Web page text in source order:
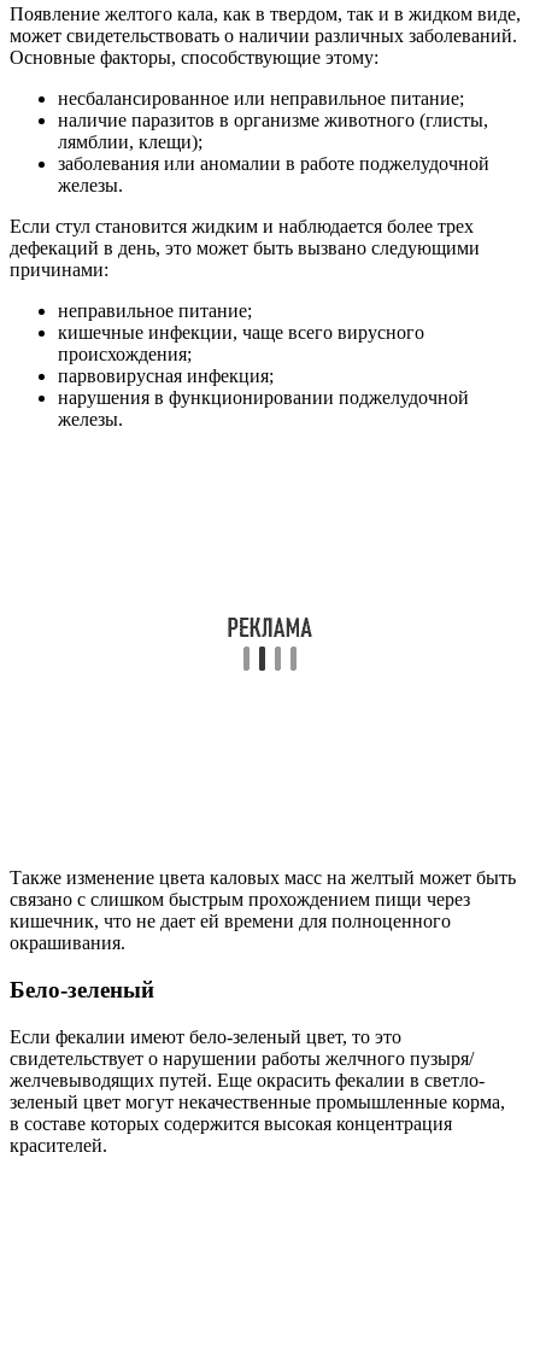
Появление желтого кала, как в твердом, так и в жидком виде,
может свидетельствовать о наличии различных заболеваний.
Основные факторы, способствующие этому:
несбалансированное или неправильное питание;
наличие паразитов в организме животного (глисты,
лямблии, клещи);
заболевания или аномалии в работе поджелудочной
железы.
Если стул становится жидким и наблюдается более трех
дефекаций в день, это может быть вызвано следующими
причинами:
неправильное питание;
кишечные инфекции, чаще всего вирусного
происхождения;
парвовирусная инфекция;
нарушения в функционировании поджелудочной
железы.
Также изменение цвета каловых масс на желтый может быть
связано с слишком быстрым прохождением пищи через
кишечник, что не дает ей времени для полноценного
окрашивания.
Бело-зеленый
Если фекалии имеют бело-зеленый цвет, то это
свидетельствует о нарушении работы желчного пузыря/
желчевыводящих путей. Еще окрасить фекалии в светло-
зеленый цвет могут некачественные промышленные корма,
в составе которых содержится высокая концентрация
красителей.